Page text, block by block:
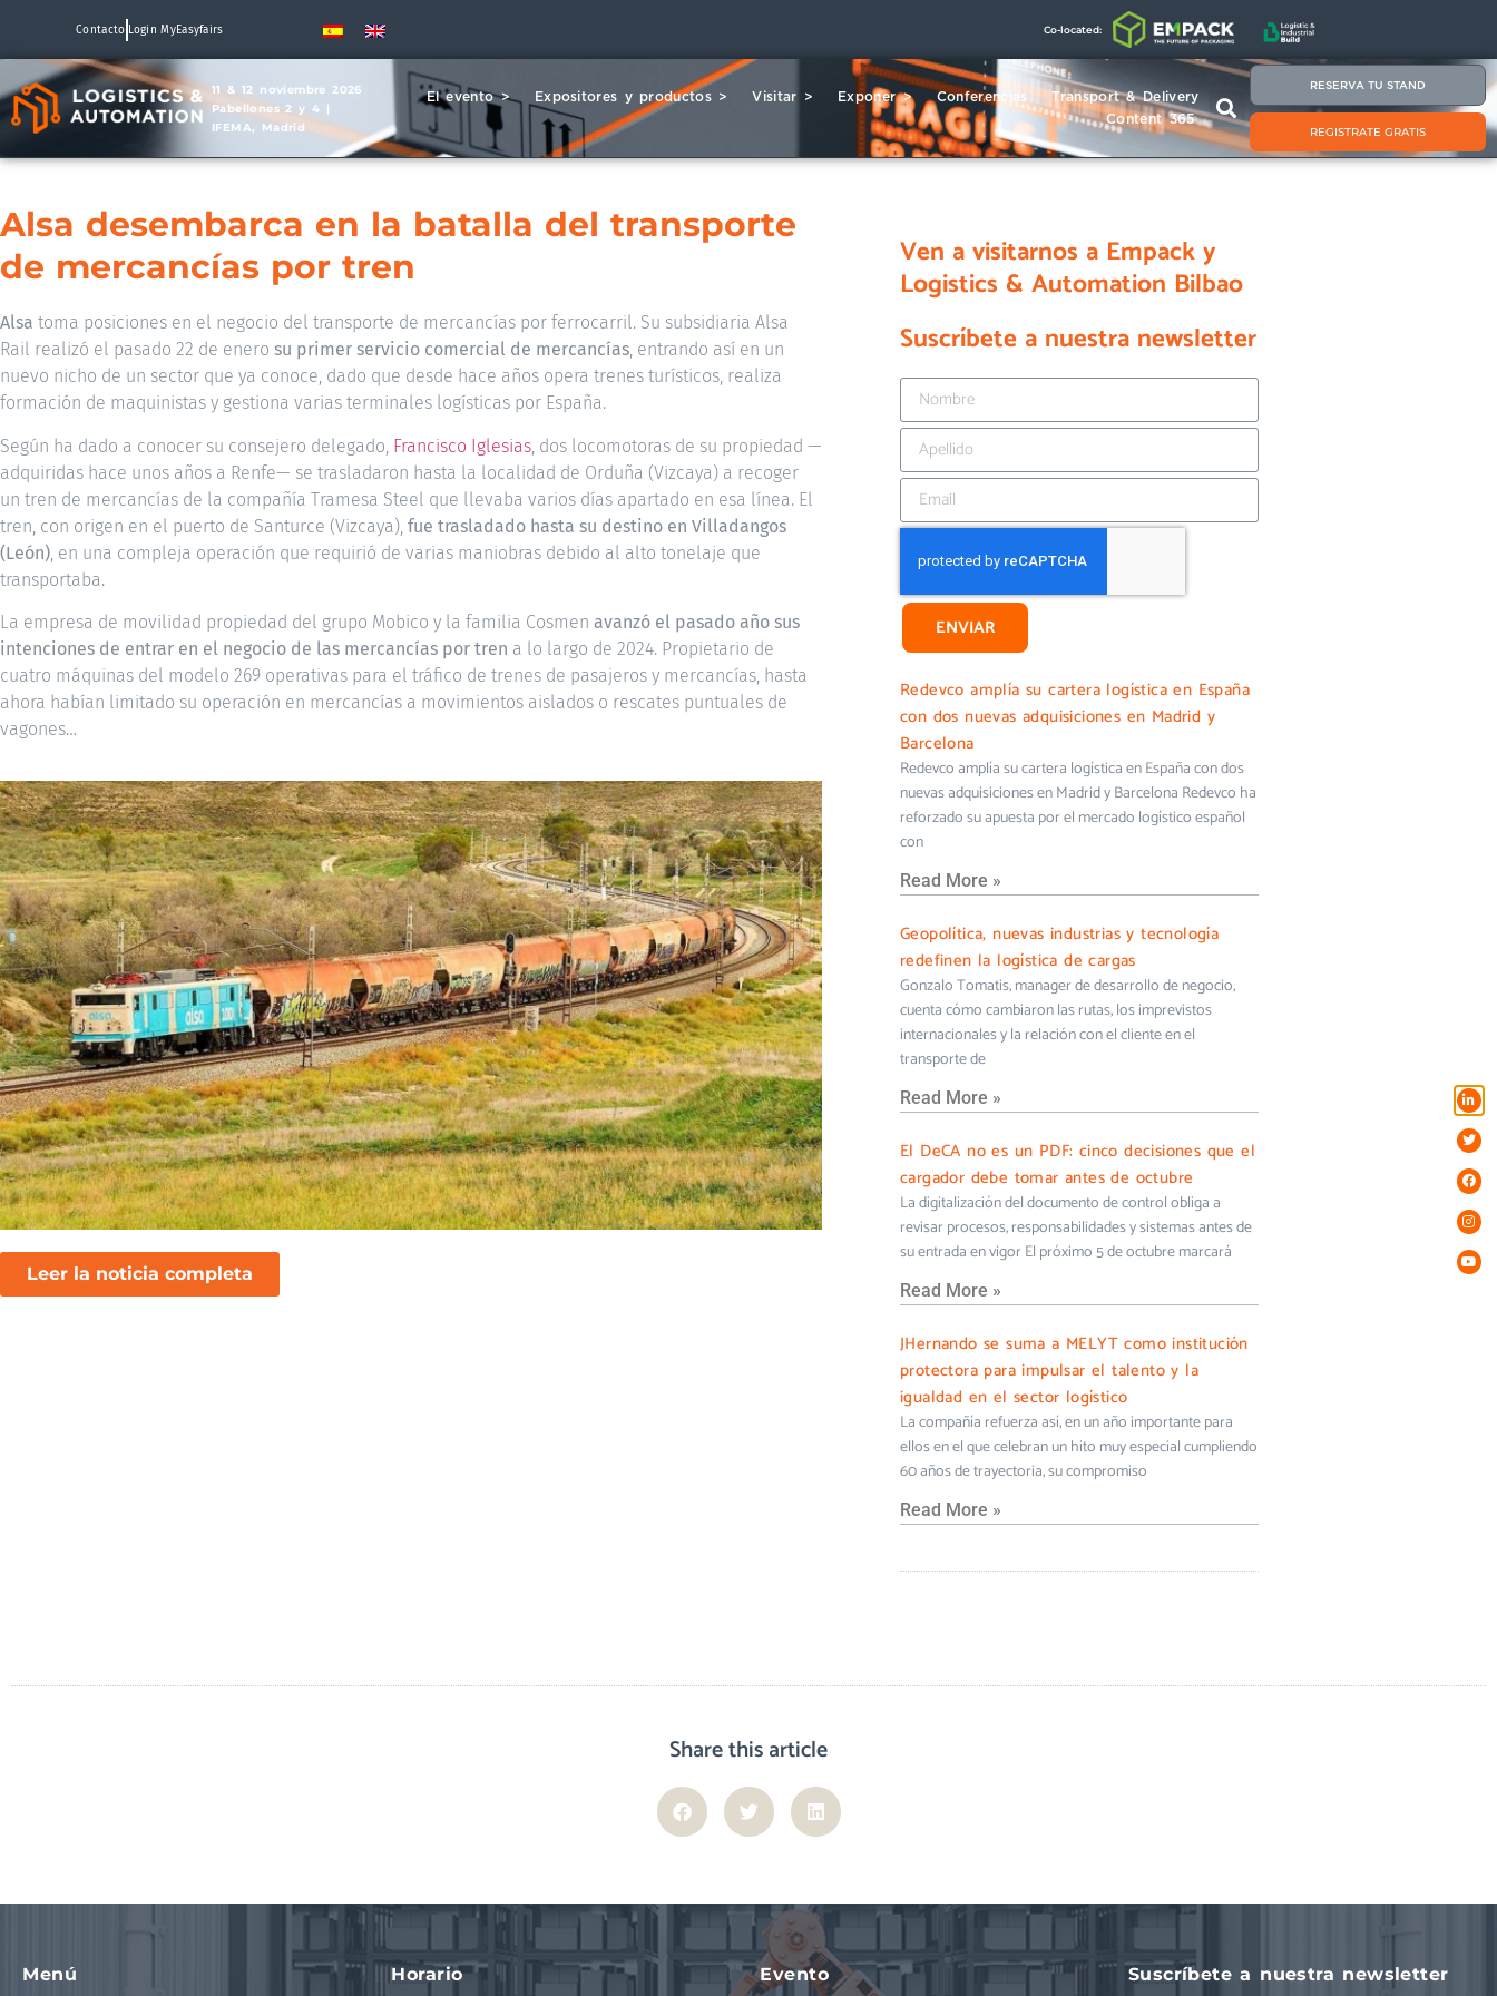
Contacto Login MyEasyfairs Co-located:
11 & 12 noviembre 2026
Pabellones 2 y 4 |
IFEMA, Madrid
El evento > Expositores y productos > Visitar > Exponer > Conferencias
Transport & Delivery
Content 365
RESERVA TU STAND
REGISTRATE GRATIS
Alsa desembarca en la batalla del transporte
de mercancías por tren
Alsa toma posiciones en el negocio del transporte de mercancías por ferrocarril. Su subsidiaria Alsa
Rail realizó el pasado 22 de enero su primer servicio comercial de mercancías, entrando así en un
nuevo nicho de un sector que ya conoce, dado que desde hace años opera trenes turísticos, realiza
formación de maquinistas y gestiona varias terminales logísticas por España.
Según ha dado a conocer su consejero delegado, Francisco Iglesias , dos locomotoras de su propiedad —
adquiridas hace unos años a Renfe— se trasladaron hasta la localidad de Orduña (Vizcaya) a recoger
un tren de mercancías de la compañía Tramesa Steel que llevaba varios días apartado en esa línea. El
tren, con origen en el puerto de Santurce (Vizcaya), fue trasladado hasta su destino en Villadangos
(León) , en una compleja operación que requirió de varias maniobras debido al alto tonelaje que
transportaba.
La empresa de movilidad propiedad del grupo Mobico y la familia Cosmen avanzó el pasado año sus
intenciones de entrar en el negocio de las mercancías por tren a lo largo de 2024. Propietario de
cuatro máquinas del modelo 269 operativas para el tráfico de trenes de pasajeros y mercancías, hasta
ahora habían limitado su operación en mercancías a movimientos aislados o rescates puntuales de
vagones…
Leer la noticia completa
Ven a visitarnos a Empack y
Logistics & Automation Bilbao
Suscríbete a nuestra newsletter
ENVIAR
Redevco amplía su cartera logística en España
con dos nuevas adquisiciones en Madrid y
Barcelona
Redevco amplía su cartera logística en España con dos
nuevas adquisiciones en Madrid y Barcelona Redevco ha
reforzado su apuesta por el mercado logístico español
con
Read More »
Geopolítica, nuevas industrias y tecnología
redefinen la logística de cargas
Gonzalo Tomatis, manager de desarrollo de negocio,
cuenta cómo cambiaron las rutas, los imprevistos
internacionales y la relación con el cliente en el
transporte de
Read More »
El DeCA no es un PDF: cinco decisiones que el
cargador debe tomar antes de octubre
La digitalización del documento de control obliga a
revisar procesos, responsabilidades y sistemas antes de
su entrada en vigor El próximo 5 de octubre marcará
Read More »
JHernando se suma a MELYT como institución
protectora para impulsar el talento y la
igualdad en el sector logístico
La compañía refuerza así, en un año importante para
ellos en el que celebran un hito muy especial cumpliendo
60 años de trayectoria, su compromiso
Read More »
Share this article
Menú Horario Evento Suscríbete a nuestra newsletter